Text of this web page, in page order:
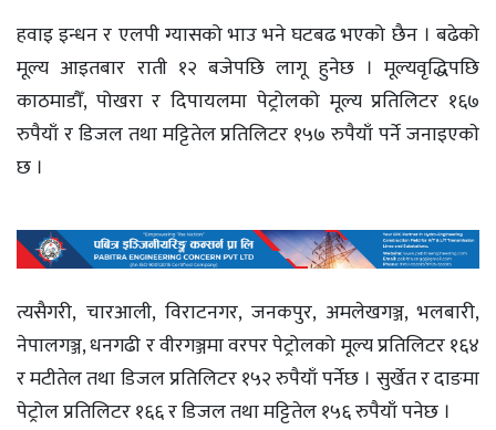
हवाइ इन्धन र एलपी ग्यासको भाउ भने घटबढ भएको छैन । बढेको
मूल्य आइतबार राती १२ बजेपछि लागू हुनेछ । मूल्यवृद्धिपछि
काठमाडौँ, पोखरा र दिपायलमा पेट्रोलको मूल्य प्रतिलिटर १६७
रुपैयाँ र डिजल तथा मट्टितेल प्रतिलिटर १५७ रुपैयाँ पर्ने जनाइएकाे
छ ।
त्यसैगरी, चारआली, विराटनगर, जनकपुर, अमलेखगञ्ज, भलबारी,
नेपालगञ्ज, धनगढी र वीरगञ्जमा वरपर पेट्रोलको मूल्य प्रतिलिटर १६४
र मटीतेल तथा डिजल प्रतिलिटर १५२ रुपैयाँ पर्नेछ । सुर्खेत र दाङमा
पेट्रोल प्रतिलिटर १६६ र डिजल तथा मट्टितेल १५६ रुपैयाँ पनेछ ।